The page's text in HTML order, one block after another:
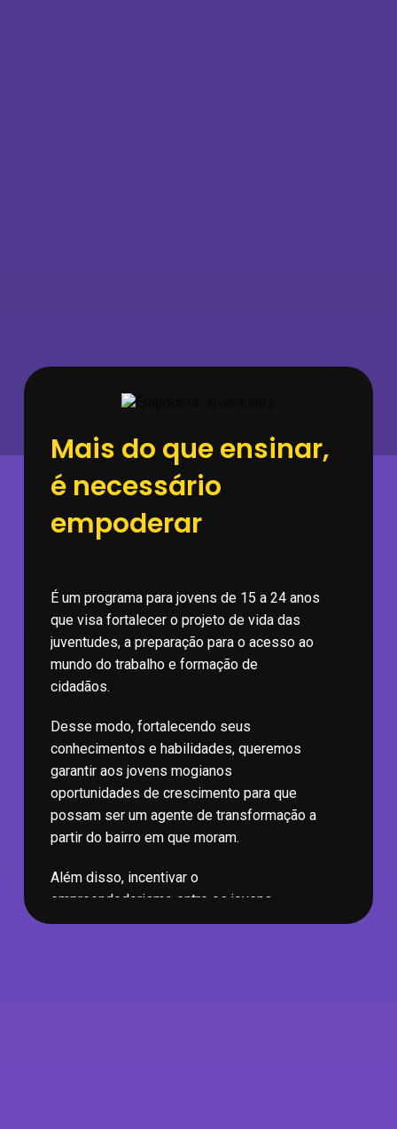
Mais do que ensinar,
é necessário
empoderar
É um programa para jovens de 15 a 24 anos
que visa fortalecer o projeto de vida das
juventudes, a preparação para o acesso ao
mundo do trabalho e formação de
cidadãos.
Desse modo, fortalecendo seus
conhecimentos e habilidades, queremos
garantir aos jovens mogianos
oportunidades de crescimento para que
possam ser um agente de transformação a
partir do bairro em que moram.
Além disso, incentivar o
empreendedorismo entre os jovens,
fornecendo conhecimentos sobre a criação